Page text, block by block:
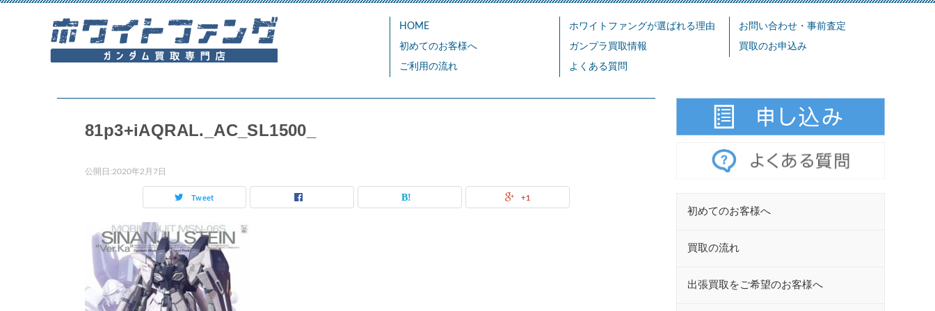
HOME
初めてのお客様へ
ご利用の流れ
ホワイトファングが選ばれる理由
ガンプラ買取情報
よくある質問
お問い合わせ・事前査定
買取のお申込み
81p3+iAQRAL._AC_SL1500_
公開日:2020年2月7日
Tweet +1
初めてのお客様へ
買取の流れ
出張買取をご希望のお客様へ